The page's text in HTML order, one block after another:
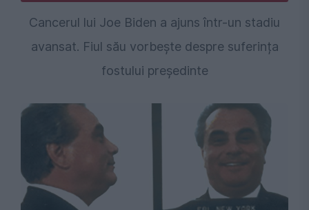
Cancerul lui Joe Biden a ajuns într-un stadiu
avansat. Fiul său vorbește despre suferința
fostului președinte